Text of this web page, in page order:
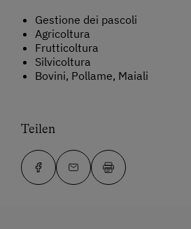
Gestione dei pascoli
Agricoltura
Frutticoltura
Silvicoltura
Bovini, Pollame, Maiali
Teilen